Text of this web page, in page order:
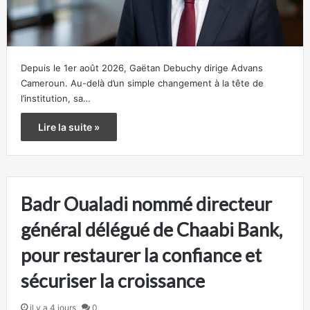
Depuis le 1er août 2026, Gaëtan Debuchy dirige Advans
Cameroun. Au-delà d’un simple changement à la tête de
l’institution, sa…
Lire la suite »
Badr Oualadi nommé directeur
général délégué de Chaabi Bank,
pour restaurer la confiance et
sécuriser la croissance
il y a 4 jours 0